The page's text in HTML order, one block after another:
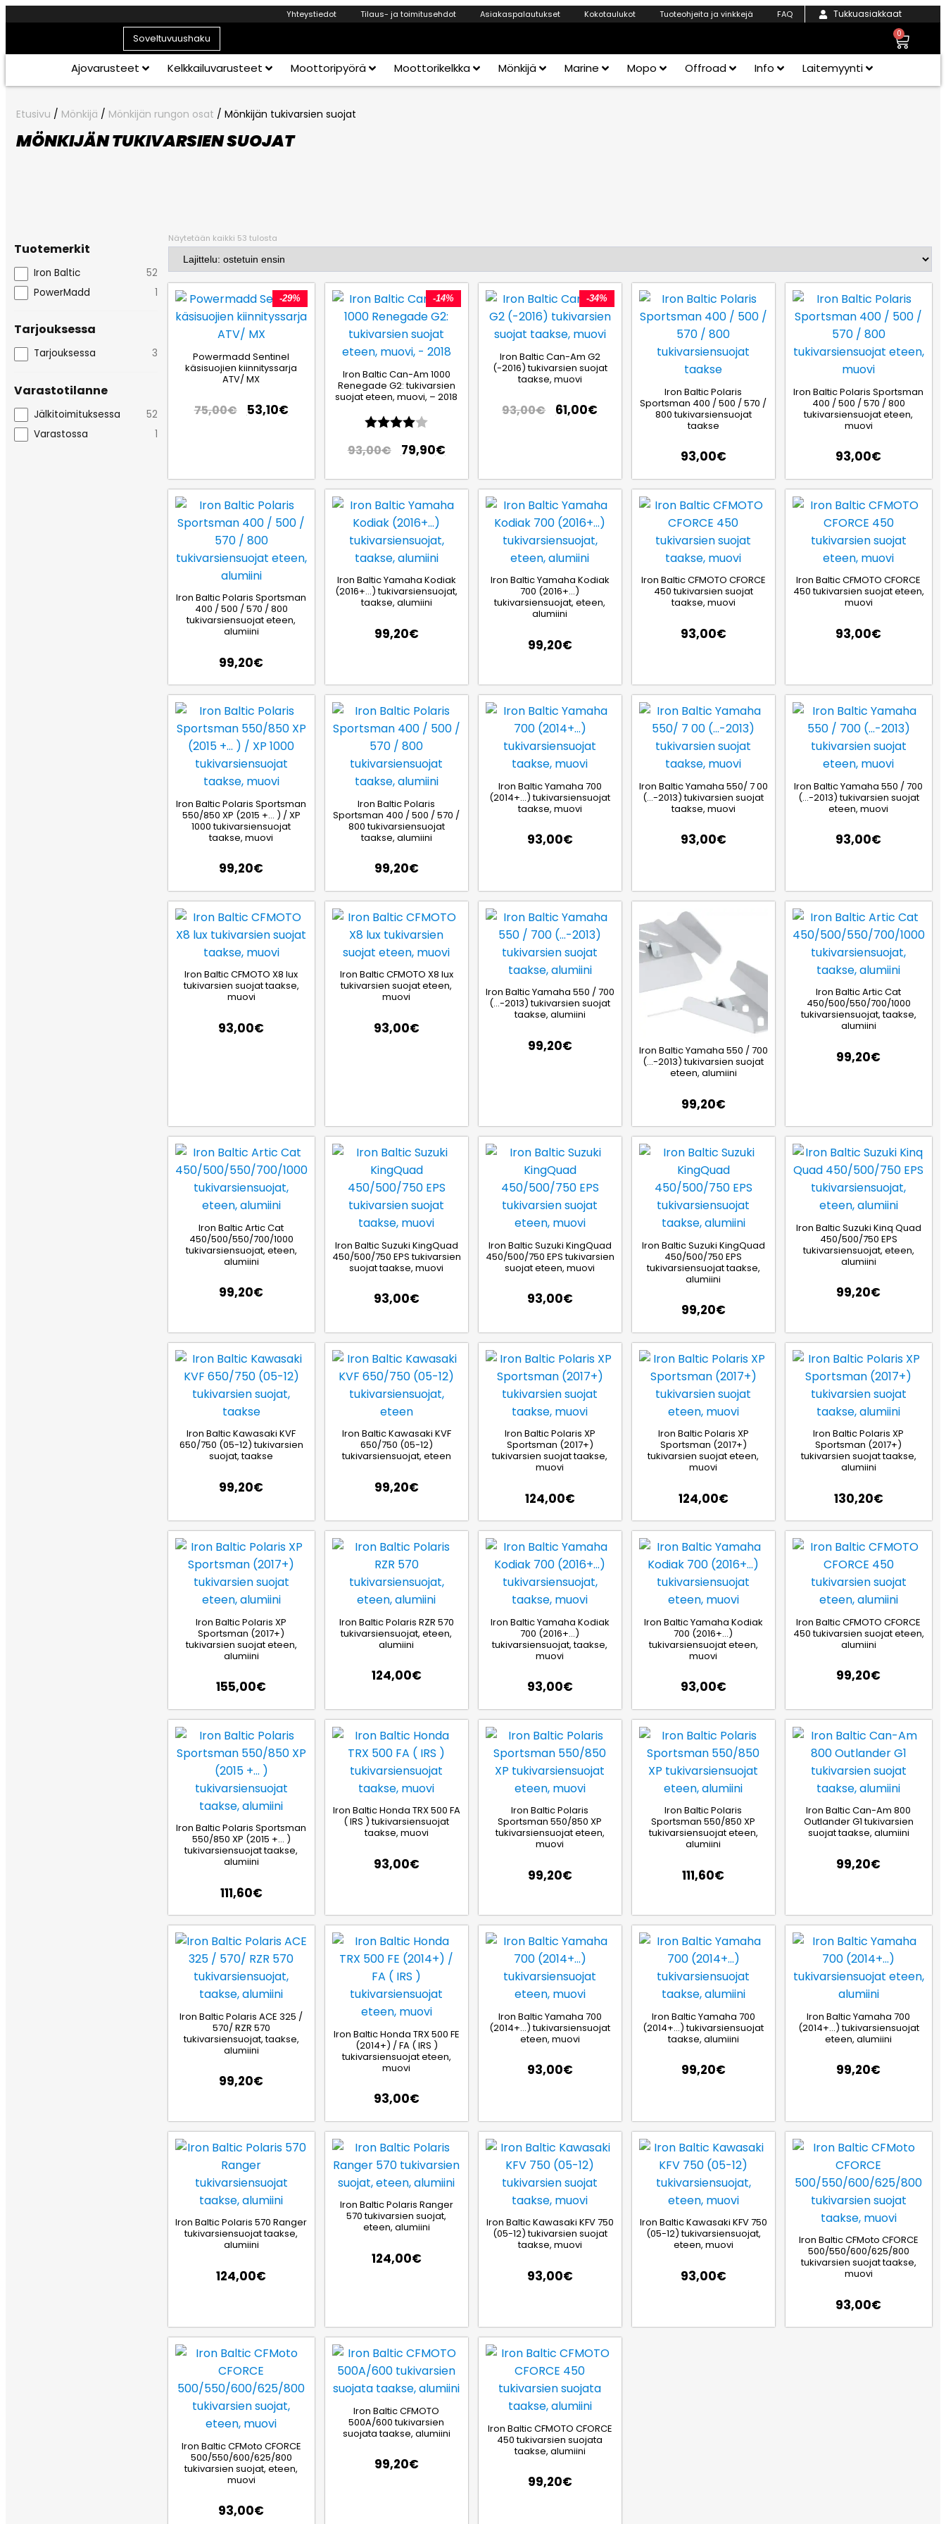
Yhteystiedot Tilaus- ja toimitusehdot Asiakaspalautukset Kokotaulukot Tuoteohjeita ja vinkkejä FAQ Tukkuasiakkaat
Soveltuvuushaku 0
Ajovarusteet Kelkkailuvarusteet Moottoripyörä Moottorikelkka Mönkijä Marine Mopo Offroad Info Laitemyynti
Etusivu / Mönkijä / Mönkijän rungon osat / Mönkijän tukivarsien suojat
MÖNKIJÄN TUKIVARSIEN SUOJAT
Tuotemerkit
Iron Baltic
52
PowerMadd
1
Tarjouksessa
Tarjouksessa 3
Varastotilanne
Jälkitoimituksessa
52
Varastossa
1
Näytetään kaikki 53 tulosta
-29%
Powermadd Sentinel
käsisuojien kiinnityssarja
ATV/ MX
75,00€ 53,10€
-14%
Iron Baltic Can-Am 1000
Renegade G2: tukivarsien
suojat eteen, muovi, – 2018
Arvio:
4.0 5:sta tähdestä
93,00€ 79,90€
-34%
Iron Baltic Can-Am G2
(-2016) tukivarsien suojat
taakse, muovi
93,00€ 61,00€
Iron Baltic Polaris
Sportsman 400 / 500 / 570 /
800 tukivarsiensuojat
taakse
93,00€
Iron Baltic Polaris Sportsman
400 / 500 / 570 / 800
tukivarsiensuojat eteen,
muovi
93,00€
Iron Baltic Polaris Sportsman
400 / 500 / 570 / 800
tukivarsiensuojat eteen,
alumiini
99,20€
Iron Baltic Yamaha Kodiak
(2016+…) tukivarsiensuojat,
taakse, alumiini
99,20€
Iron Baltic Yamaha Kodiak
700 (2016+…)
tukivarsiensuojat, eteen,
alumiini
99,20€
Iron Baltic CFMOTO CFORCE
450 tukivarsien suojat
taakse, muovi
93,00€
Iron Baltic CFMOTO CFORCE
450 tukivarsien suojat eteen,
muovi
93,00€
Iron Baltic Polaris Sportsman
550/850 XP (2015 +… ) / XP
1000 tukivarsiensuojat
taakse, muovi
99,20€
Iron Baltic Polaris
Sportsman 400 / 500 / 570 /
800 tukivarsiensuojat
taakse, alumiini
99,20€
Iron Baltic Yamaha 700
(2014+…) tukivarsiensuojat
taakse, muovi
93,00€
Iron Baltic Yamaha 550/ 7 00
(…-2013) tukivarsien suojat
taakse, muovi
93,00€
Iron Baltic Yamaha 550 / 700
(…-2013) tukivarsien suojat
eteen, muovi
93,00€
Iron Baltic CFMOTO X8 lux
tukivarsien suojat taakse,
muovi
93,00€
Iron Baltic CFMOTO X8 lux
tukivarsien suojat eteen,
muovi
93,00€
Iron Baltic Yamaha 550 / 700
(…-2013) tukivarsien suojat
taakse, alumiini
99,20€
Iron Baltic Yamaha 550 / 700
(…-2013) tukivarsien suojat
eteen, alumiini
99,20€
Iron Baltic Artic Cat
450/500/550/700/1000
tukivarsiensuojat, taakse,
alumiini
99,20€
Iron Baltic Artic Cat
450/500/550/700/1000
tukivarsiensuojat, eteen,
alumiini
99,20€
Iron Baltic Suzuki KingQuad
450/500/750 EPS tukivarsien
suojat taakse, muovi
93,00€
Iron Baltic Suzuki KingQuad
450/500/750 EPS tukivarsien
suojat eteen, muovi
93,00€
Iron Baltic Suzuki KingQuad
450/500/750 EPS
tukivarsiensuojat taakse,
alumiini
99,20€
Iron Baltic Suzuki Kinq Quad
450/500/750 EPS
tukivarsiensuojat, eteen,
alumiini
99,20€
Iron Baltic Kawasaki KVF
650/750 (05-12) tukivarsien
suojat, taakse
99,20€
Iron Baltic Kawasaki KVF
650/750 (05-12)
tukivarsiensuojat, eteen
99,20€
Iron Baltic Polaris XP
Sportsman (2017+)
tukivarsien suojat taakse,
muovi
124,00€
Iron Baltic Polaris XP
Sportsman (2017+)
tukivarsien suojat eteen,
muovi
124,00€
Iron Baltic Polaris XP
Sportsman (2017+)
tukivarsien suojat taakse,
alumiini
130,20€
Iron Baltic Polaris XP
Sportsman (2017+)
tukivarsien suojat eteen,
alumiini
155,00€
Iron Baltic Polaris RZR 570
tukivarsiensuojat, eteen,
alumiini
124,00€
Iron Baltic Yamaha Kodiak
700 (2016+…)
tukivarsiensuojat, taakse,
muovi
93,00€
Iron Baltic Yamaha Kodiak
700 (2016+…)
tukivarsiensuojat eteen,
muovi
93,00€
Iron Baltic CFMOTO CFORCE
450 tukivarsien suojat eteen,
alumiini
99,20€
Iron Baltic Polaris Sportsman
550/850 XP (2015 +… )
tukivarsiensuojat taakse,
alumiini
111,60€
Iron Baltic Honda TRX 500 FA
( IRS ) tukivarsiensuojat
taakse, muovi
93,00€
Iron Baltic Polaris
Sportsman 550/850 XP
tukivarsiensuojat eteen,
muovi
99,20€
Iron Baltic Polaris
Sportsman 550/850 XP
tukivarsiensuojat eteen,
alumiini
111,60€
Iron Baltic Can-Am 800
Outlander G1 tukivarsien
suojat taakse, alumiini
99,20€
Iron Baltic Polaris ACE 325 /
570/ RZR 570
tukivarsiensuojat, taakse,
alumiini
99,20€
Iron Baltic Honda TRX 500 FE
(2014+) / FA ( IRS )
tukivarsiensuojat eteen,
muovi
93,00€
Iron Baltic Yamaha 700
(2014+…) tukivarsiensuojat
eteen, muovi
93,00€
Iron Baltic Yamaha 700
(2014+…) tukivarsiensuojat
taakse, alumiini
99,20€
Iron Baltic Yamaha 700
(2014+…) tukivarsiensuojat
eteen, alumiini
99,20€
Iron Baltic Polaris 570 Ranger
tukivarsiensuojat taakse,
alumiini
124,00€
Iron Baltic Polaris Ranger
570 tukivarsien suojat,
eteen, alumiini
124,00€
Iron Baltic Kawasaki KFV 750
(05-12) tukivarsien suojat
taakse, muovi
93,00€
Iron Baltic Kawasaki KFV 750
(05-12) tukivarsiensuojat,
eteen, muovi
93,00€
Iron Baltic CFMoto CFORCE
500/550/600/625/800
tukivarsien suojat taakse,
muovi
93,00€
Iron Baltic CFMoto CFORCE
500/550/600/625/800
tukivarsien suojat, eteen,
muovi
93,00€
Iron Baltic CFMOTO
500A/600 tukivarsien
suojata taakse, alumiini
99,20€
Iron Baltic CFMOTO CFORCE
450 tukivarsien suojata
taakse, alumiini
99,20€